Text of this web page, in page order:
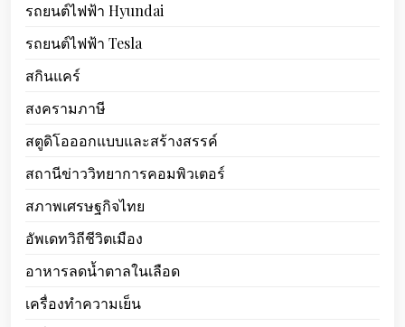
รถยนต์ไฟฟ้า Hyundai
รถยนต์ไฟฟ้า Tesla
สกินแคร์
สงครามภาษี
สตูดิโอออกแบบและสร้างสรรค์
สถานีข่าววิทยาการคอมพิวเตอร์
สภาพเศรษฐกิจไทย
อัพเดทวิถีชีวิตเมือง
อาหารลดน้ำตาลในเลือด
เครื่องทำความเย็น